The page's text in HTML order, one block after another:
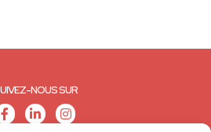
NOUS SUR